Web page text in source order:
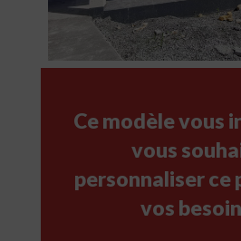
Ce modèle vous
vous
personnaliser ce
vos